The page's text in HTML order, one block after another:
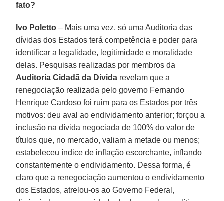
fato?
Ivo Poletto – Mais uma vez, só uma Auditoria das
dívidas dos Estados terá competência e poder para
identificar a legalidade, legitimidade e moralidade
delas. Pesquisas realizadas por membros da
Auditoria Cidadã da Dívida revelam que a
renegociação realizada pelo governo Fernando
Henrique Cardoso foi ruim para os Estados por três
motivos: deu aval ao endividamento anterior; forçou a
inclusão na dívida negociada de 100% do valor de
títulos que, no mercado, valiam a metade ou menos;
estabeleceu índice de inflação escorchante, inflando
constantemente o endividamento. Dessa forma, é
claro que a renegociação aumentou o endividamento
dos Estados, atrelou-os ao Governo Federal,